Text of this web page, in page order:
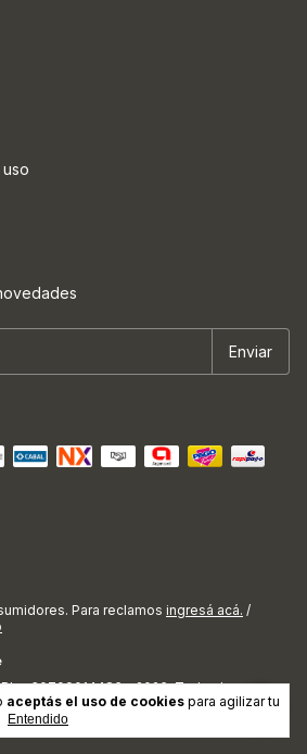
aceptás el uso de cookies para agilizar tu
Entendido
Para reclamos ingresá acá. /
- 30709014486 - 2026. Todos los